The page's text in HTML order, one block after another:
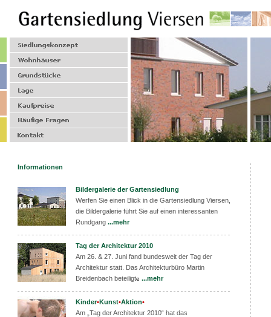
Informationen
Bildergalerie der Gartensiedlung
Werfen Sie einen Blick in die Gartensiedlung Viersen,
die Bildergalerie führt Sie auf einen interessanten
Rundgang ...mehr
Tag der Architektur 2010
Am 26. & 27. Juni fand bundesweit der Tag der
Architektur statt. Das Architekturbüro Martin
Breidenbach beteiligte ...mehr
Kinder•Kunst•Aktion•
Am „Tag der Architektur 2010“ hat das